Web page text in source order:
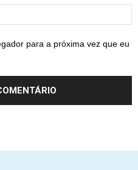
para a próxima vez que eu